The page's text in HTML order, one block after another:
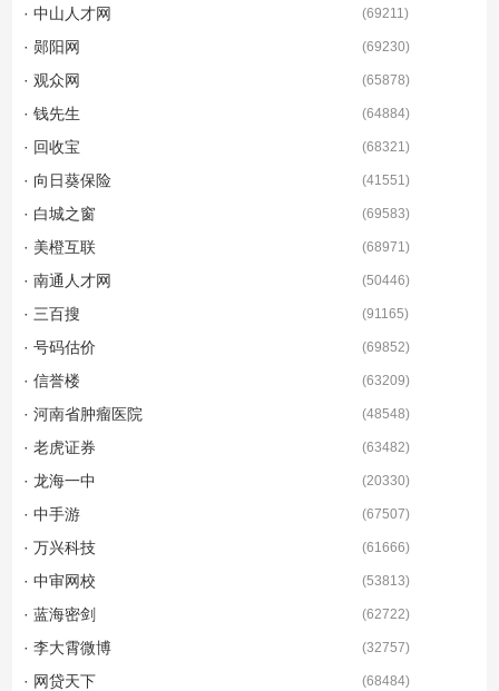
· 中山人才网 (69211)
· 郧阳网 (69230)
· 观众网 (65878)
· 钱先生 (64884)
· 回收宝 (68321)
· 向日葵保险 (41551)
· 白城之窗 (69583)
· 美橙互联 (68971)
· 南通人才网 (50446)
· 三百搜 (91165)
· 号码估价 (69852)
· 信誉楼 (63209)
· 河南省肿瘤医院 (48548)
· 老虎证券 (63482)
· 龙海一中 (20330)
· 中手游 (67507)
· 万兴科技 (61666)
· 中审网校 (53813)
· 蓝海密剑 (62722)
· 李大霄微博 (32757)
· 网贷天下 (68484)